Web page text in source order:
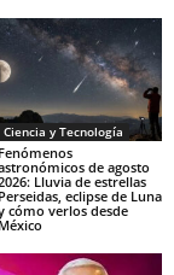
Ciencia y Tecnología
Fenómenos
de agosto
Lluvia de estrellas
Perseidas, eclipse de Luna
cómo verlos desde